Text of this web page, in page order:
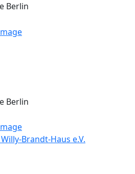
Berlin
Berlin
Brandt-Haus e.V.